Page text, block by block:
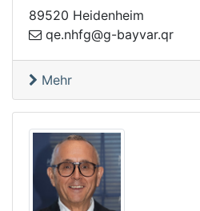
89520 Heidenheim
rq.ravyab-g@gfh
n.eq
Mehr